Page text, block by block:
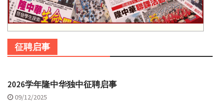
征聘启事
2026学年隆中华独中征聘启事
09/12/2025